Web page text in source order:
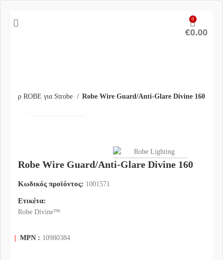
0
€0.00
ROBE για Strobe Robe Wire Guard/Anti-Glare Divine 160
Robe Wire Guard/Anti-Glare Divine 160
Κωδικός προϊόντος: 1001571
Ετικέτα:
Robe Divine™
MPN : 10980384